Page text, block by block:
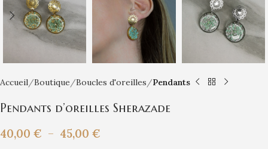
Accueil Boutique Boucles d'oreilles Pendants
Pendants d’oreilles Sherazade
40,00 € – 45,00 €